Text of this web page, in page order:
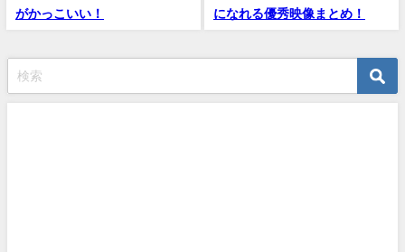
がかっこいい！
になれる優秀映像まとめ！